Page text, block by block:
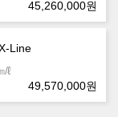
45,260,000원
Line
/ℓ
49,570,000원